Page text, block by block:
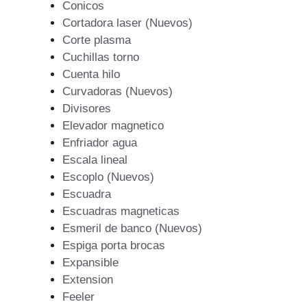
Conicos
Cortadora laser (Nuevos)
Corte plasma
Cuchillas torno
Cuenta hilo
Curvadoras (Nuevos)
Divisores
Elevador magnetico
Enfriador agua
Escala lineal
Escoplo (Nuevos)
Escuadra
Escuadras magneticas
Esmeril de banco (Nuevos)
Espiga porta brocas
Expansible
Extension
Feeler